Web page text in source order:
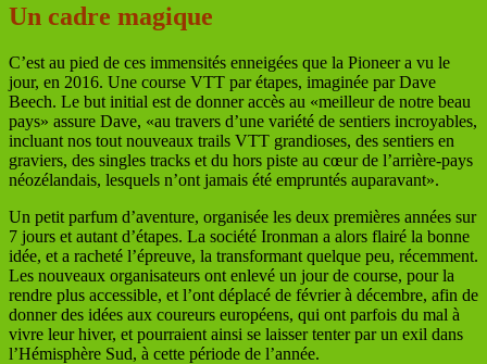
Un cadre magique
C’est au pied de ces immensités enneigées que la Pioneer a vu le
jour, en 2016. Une course VTT par étapes, imaginée par Dave
Beech. Le but initial est de donner accès au «meilleur de notre beau
pays» assure Dave, «au travers d’une variété de sentiers incroyables,
incluant nos tout nouveaux trails VTT grandioses, des sentiers en
graviers, des singles tracks et du hors piste au cœur de l’arrière-pays
néozélandais, lesquels n’ont jamais été empruntés auparavant».
Un petit parfum d’aventure, organisée les deux premières années sur
7 jours et autant d’étapes. La société Ironman a alors flairé la bonne
idée, et a racheté l’épreuve, la transformant quelque peu, récemment.
Les nouveaux organisateurs ont enlevé un jour de course, pour la
rendre plus accessible, et l’ont déplacé de février à décembre, afin de
donner des idées aux coureurs européens, qui ont parfois du mal à
vivre leur hiver, et pourraient ainsi se laisser tenter par un exil dans
l’Hémisphère Sud, à cette période de l’année.